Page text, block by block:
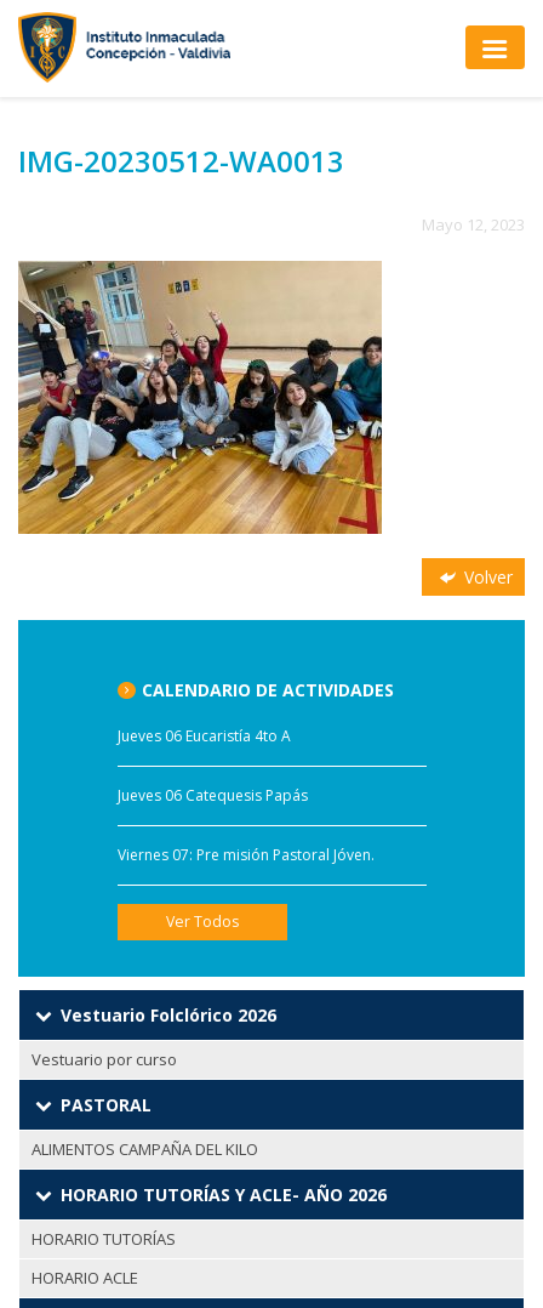
IMG-20230512-WA0013
Mayo 12, 2023
Volver
CALENDARIO DE ACTIVIDADES
Jueves 06 Eucaristía 4to A
Jueves 06 Catequesis Papás
Viernes 07: Pre misión Pastoral Jóven.
Ver Todos
Vestuario Folclórico 2026
Vestuario por curso
PASTORAL
ALIMENTOS CAMPAÑA DEL KILO
HORARIO TUTORÍAS Y ACLE- AÑO 2026
HORARIO TUTORÍAS
HORARIO ACLE